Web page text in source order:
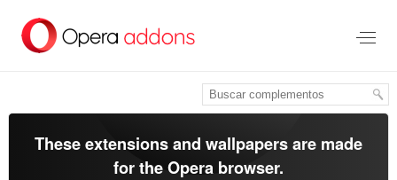
contenido
These extensions and wallpapers are made
for theOpera browser.